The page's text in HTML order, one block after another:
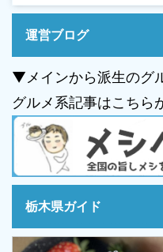
運営ブログ
▼メインから派生のグ
グルメ系記事はこちら
栃木県ガイド